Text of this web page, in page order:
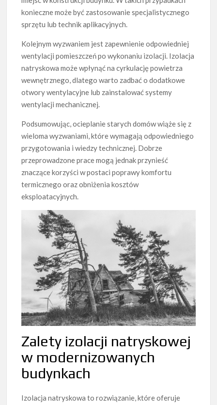
konieczne może być zastosowanie specjalistycznego
sprzętu lub technik aplikacyjnych.
Kolejnym wyzwaniem jest zapewnienie odpowiedniej
wentylacji pomieszczeń po wykonaniu izolacji. Izolacja
natryskowa może wpłynąć na cyrkulację powietrza
wewnętrznego, dlatego warto zadbać o dodatkowe
otwory wentylacyjne lub zainstalować systemy
wentylacji mechanicznej.
Podsumowując, ocieplanie starych domów wiąże się z
wieloma wyzwaniami, które wymagają odpowiedniego
przygotowania i wiedzy technicznej. Dobrze
przeprowadzone prace mogą jednak przynieść
znaczące korzyści w postaci poprawy komfortu
termicznego oraz obniżenia kosztów
eksploatacyjnych.
Zalety izolacji natryskowej
w modernizowanych
budynkach
Izolacja natryskowa to rozwiązanie, które oferuje